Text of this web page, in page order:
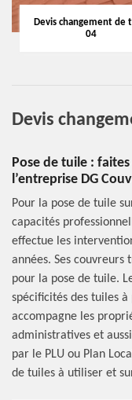
Devis changement de
04
Devis
Pose de tuile :
l’entreprise DG
Pour la pose de tuile
capacités
effectue les
années. Ses
pour la pose de tuile.
spécificités des tuiles à
accompagne les
administratives et
par le PLU ou Plan
de tuiles à utiliser et